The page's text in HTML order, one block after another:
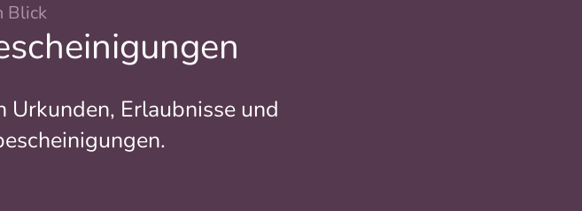
Blick
Urkunden, Erlaubnisse und